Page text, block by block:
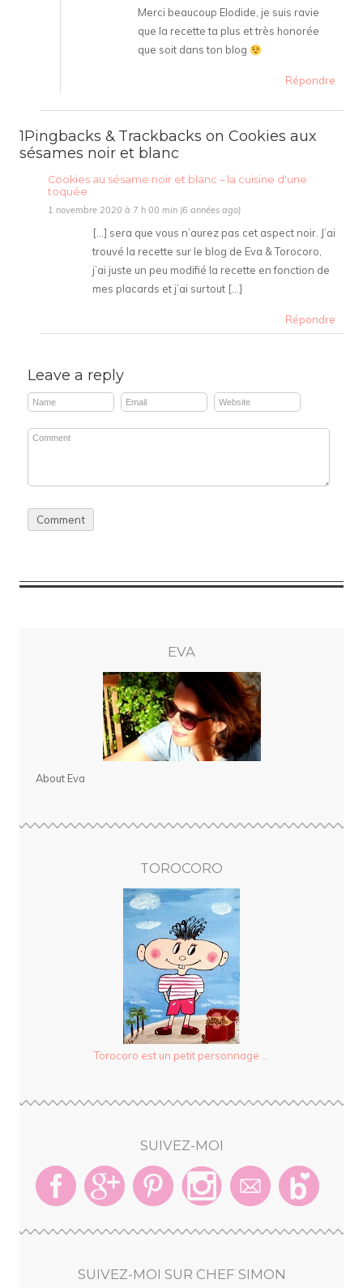
Merci beaucoup Elodide, je suis ravie
que la recette ta plus et très honorée
que soit dans ton blog
Répondre
1Pingbacks & Trackbacks on Cookies aux
sésames noir et blanc
Cookies au sésame noir et blanc – la cuisine d'une
toquée
1 novembre 2020 à 7 h 00 min (6 années ago)
[…] sera que vous n’aurez pas cet aspect noir. J’ai
trouvé la recette sur le blog de Eva & Torocoro,
j’ai juste un peu modifié la recette en fonction de
mes placards et j’ai surtout […]
Répondre
Leave a reply
EVA
About Eva
TOROCORO
Torocoro est un petit personnage ...
SUIVEZ-MOI
SUIVEZ-MOI SUR CHEF SIMON